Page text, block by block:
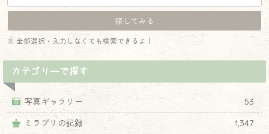
※ 全部選択・入力しなくても検索できるよ！
カテゴリーで探す
写真ギャラリー
53
ミラプリの記録
1,347